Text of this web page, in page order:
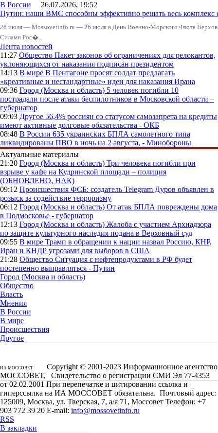
В России 26.07.2026, 19:52
Путин: наши ВМС способны эффективно решать весь комплекс
26 июля — Mossovetinfo.ru — 26 июля в День Военно-Морского Флота
Силами Рос�...
Лента новостей
11:27 Общество Пакет законов об ограничениях для релокантов,
уклоняющихся от наказания подписан президентом
14:13 В мире В Пентагоне просят солдат предлагать
«креативные и нестандартные» идеи для наказания Ирана
09:36 Город (Москва и область) 5 человек погибли 10
пострадали после атаки беспилотников в Московской области –
губернатор
09:03 Другое 56,4% россиян со статусом самозапрета на кредиты
имеют активные долговые обязательства - ОКБ
08:48 В России 635 украинских БПЛА самолетного типа
ликвидированы ПВО в ночь на 2 августа, - Минобороны
Актуальные материалы
21:20 Город (Москва и область) Три человека погибли при
взрыве у кафе на Кудринской площади – полиция
(ОБНОВЛЕНО, НАК)
09:12 Происшествия ФСБ: создатель Telegram Дуров объявлен в
розыск за содействие терроризму
06:12 Город (Москва и область) От атак БПЛА повреждены дома
в Подмосковье - губернатор
12:13 Город (Москва и область) Жалоба с участием Архнадзора
по защите культурного наследия подана в Верховный суд
09:55 В мире Трамп в обращении к нации назвал Россию, КНР,
Иран и КНДР угрозами для выборов в США
21:28 Общество Ситуация с нефтепродуктами в РФ будет
постепенно выправляться - Путин
Город (Москва и область)
Общество
Власть
Мнения
В России
В мире
Происшествия
Другое
ИА МОССОВЕТ
Copyright © 2001-2023 Информационное агентство
МОССОВЕТ, Свидетельство о регистрации СМИ Эл 77-4353
от 02.02.2001 При перепечатке и цитировании ссылка и
гиперссылка на ИА МОССОВЕТ обязательна. Почтовый адрес:
125009, Москва, ул. Тверская, 7, а/я 71, Моссовет Телефон: +7
903 772 39 20 E-mail: info@mossovetinfo.ru
RSS
В закладки